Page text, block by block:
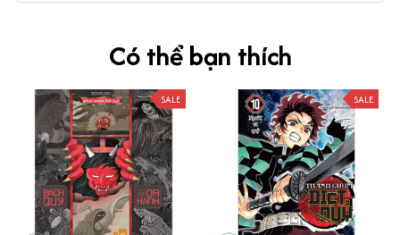
Có thể bạn thích
SALE SALE